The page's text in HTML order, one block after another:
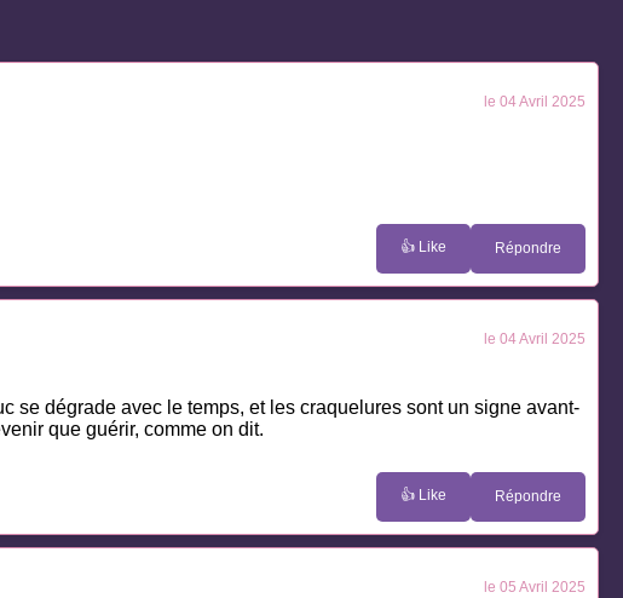
le 04 Avril 2025
👍 Like Répondre
le 04 Avril 2025
se dégrade avec le temps, et les craquelures sont un signe avant-
que guérir, comme on dit.
👍 Like Répondre
le 05 Avril 2025